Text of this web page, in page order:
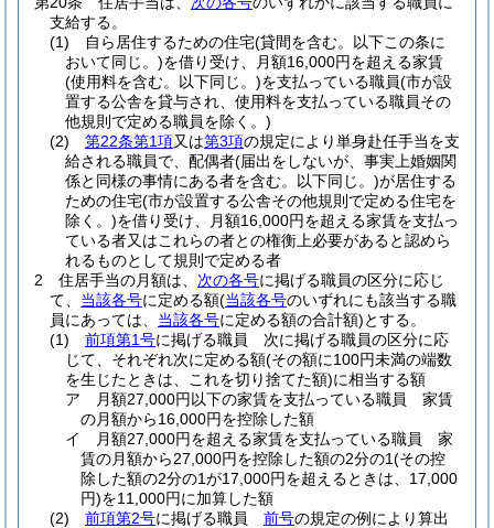
支給する。
(1)
自ら居住するための住宅(貸間を含む。以下この条に
おいて同じ。)を借り受け、月額16,000円を超える家賃
(使用料を含む。以下同じ。)を支払っている職員(市が設
置する公舎を貸与され、使用料を支払っている職員その
他規則で定める職員を除く。)
(2)
第22条第1項又は第3項の規定により単身赴任手当を支
給される職員で、配偶者(届出をしないが、事実上婚姻関
係と同様の事情にある者を含む。以下同じ。)が居住する
ための住宅(市が設置する公舎その他規則で定める住宅を
除く。)を借り受け、月額16,000円を超える家賃を支払っ
ている者又はこれらの者との権衡上必要があると認めら
れるものとして規則で定める者
2
住居手当の月額は、 次の各号に掲げる職員の区分に応じ
て、 当該各号に定める額(当該各号のいずれにも該当する職
員にあっては、 当該各号に定める額の合計額)とする。
(1)
前項第1号に掲げる職員 次に掲げる職員の区分に応
じて、それぞれ次に定める額(その額に100円未満の端数
を生じたときは、これを切り捨てた額)に相当する額
ア
月額27,000円以下の家賃を支払っている職員 家賃
の月額から16,000円を控除した額
イ
月額27,000円を超える家賃を支払っている職員 家
賃の月額から27,000円を控除した額の2分の1(その控
除した額の2分の1が17,000円を超えるときは、17,000
円)を11,000円に加算した額
(2)
前項第2号に掲げる職員 前号の規定の例により算出